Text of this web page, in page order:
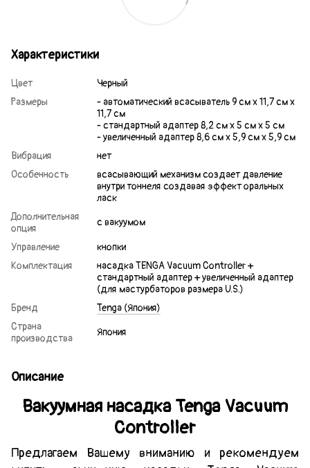
Характеристики
Цвет
Черный
Размеры
- автоматический всасыватель 9 см х 11,7 см х
11,7 см
- стандартный адаптер 8,2 см х 5 см х 5 см
- увеличенный адаптер 8,6 см х 5,9 см х 5,9 см
Вибрация
нет
Особенность
всасывающий механизм создает давление
внутри тоннеля создавая эффект оральных
ласк
Дополнительная
опция
с вакуумом
Управление
кнопки
Комплектация
насадка TENGA Vacuum Controller +
стандартный адаптер + увеличенный адаптер
(для мастурбаторов размера U.S.)
Бренд
Tenga (Япония)
Страна
производства
Япония
Описание
Вакуумная насадка Tenga Vacuum
Controller
Предлагаем Вашему вниманию и рекомендуем